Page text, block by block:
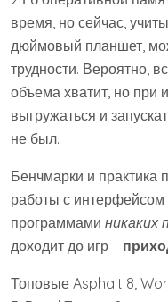
время, но сейчас,
дюймовый планшет,
трудности. Вероятно,
объема хватит, но при
выгружаться и
не был.
Бенчмарки и практика
работы с
программами никаких
доходит до игр –
Топовые Asphalt 8,